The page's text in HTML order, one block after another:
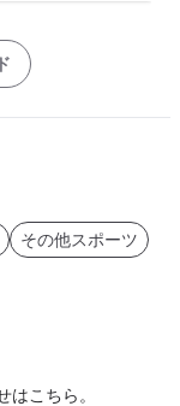
その他スポーツ
こちら。